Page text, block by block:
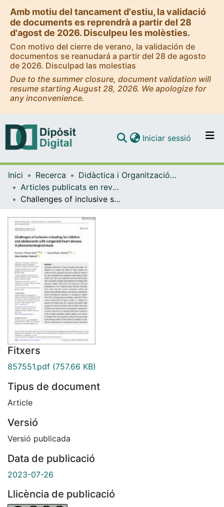
Amb motiu del tancament d'estiu, la validació
de documents es reprendrà a partir del 28
d'agost de 2026. Disculpeu les molèsties.
Con motivo del cierre de verano, la validación de
documentos se reanudará a partir del 28 de agosto
de 2026. Disculpad las molestias
Due to the summer closure, document validation will
resume starting August 28, 2026. We apologize for
any inconvenience.
Navega per tot el DD
Iniciar sessió (current)
Inici Recerca
Didàctica i Organització Educativa
Articles publicats en revistes (Didàctica i Organització Educativa)
Challenges of inclusive schooling for children and adolescents with congenital heart disease: A phenomenological study
Fitxers
857551.pdf (757.66 KB)
Tipus de document
Article
Versió
Versió publicada
Data de publicació
2023-07-26
Llicència de publicació